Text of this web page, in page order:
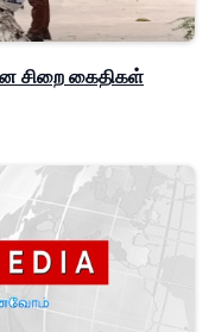
சிறை கைதிகள்